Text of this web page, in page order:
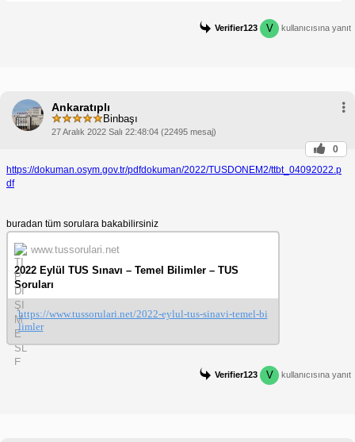
Verifier123 V kullanıcısına yanıt
Ankaratıplı
Binbaşı
27 Aralık 2022 Salı 22:48:04 (22495 mesaj)
0
https://dokuman.osym.gov.tr/pdfdokuman/2022/TUSDONEM2/ttbt_04092022.p
df
buradan tüm sorulara bakabilirsiniz
www.tussorulari.net
2022 Eylül TUS Sınavı – Temel Bilimler – TUS
Soruları
https://www.tussorulari.net/2022-eylul-tus-sinavi-temel-bi
limler
Verifier123 V kullanıcısına yanıt